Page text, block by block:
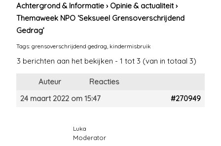
Achtergrond & Informatie › Opinie & actualiteit ›
Themaweek NPO ‘Seksueel Grensoverschrijdend
Gedrag’
Tags:grensoverschrijdend gedrag kindermisbruik
3 berichten aan het bekijken - 1 tot 3 (van in totaal 3)
Auteur
Reacties
24 maart 2022 om 15:47
#270949
Luka
Moderator